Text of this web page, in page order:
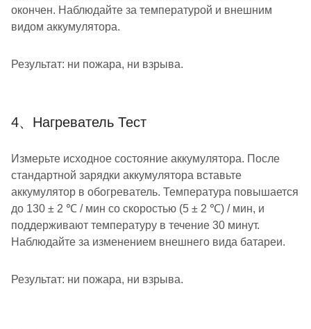
окончен. Наблюдайте за температурой и внешним
видом аккумулятора.
Результат: ни пожара, ни взрыва.
4、Нагреватель Тест
Измерьте исходное состояние аккумулятора. После
стандартной зарядки аккумулятора вставьте
аккумулятор в обогреватель. Температура повышается
до 130 ± 2 ℃ / мин со скоростью (5 ± 2 ℃) / мин, и
поддерживают температуру в течение 30 минут.
Наблюдайте за изменением внешнего вида батареи.
Результат: ни пожара, ни взрыва.